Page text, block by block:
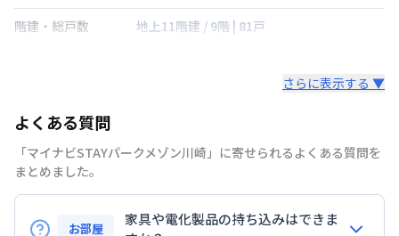
階建・総戸数
地上11階建 / 9階 | 81戸
禁煙・喫煙
さらに表示する ▼
よくある質問
「マイナビSTAYパークメゾン川崎」に寄せられるよくある質問を
まとめました。
お部屋
家具や電化製品の持ち込みはできま